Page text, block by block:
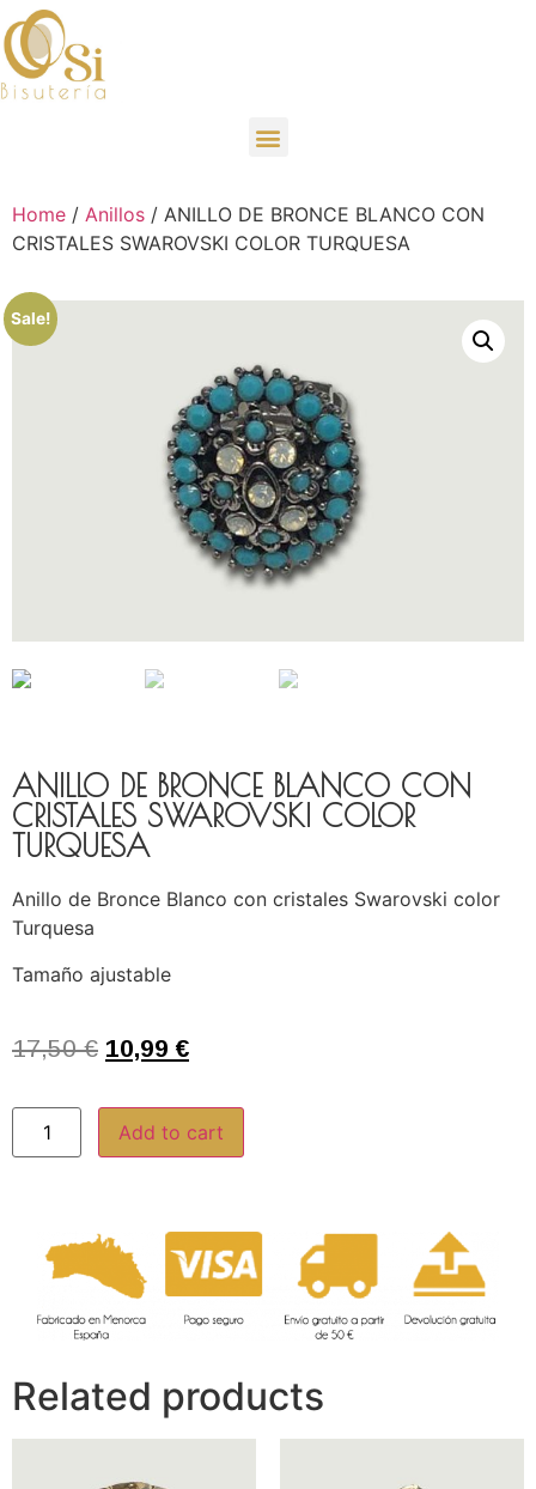
Home / Anillos / ANILLO DE BRONCE BLANCO CON
CRISTALES SWAROVSKI COLOR TURQUESA
Sale!
ANILLO DE BRONCE BLANCO CON
CRISTALES SWAROVSKI COLOR
TURQUESA
Anillo de Bronce Blanco con cristales Swarovski color
Turquesa
Tamaño ajustable
17,50€ 10,99 €
Add to cart
Related products